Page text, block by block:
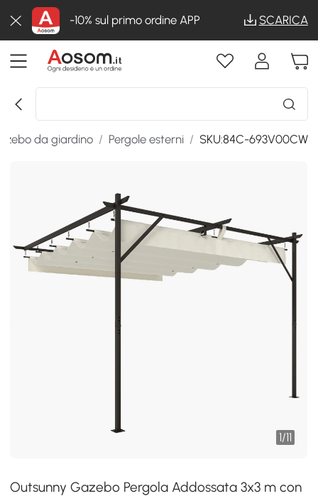
-10% sul primo ordine APP SCARICA
da giardino / Pergole esterni / SKU:84C-693V00CW
1/11
Outsunny Gazebo Pergola Addossata 3x3 m con